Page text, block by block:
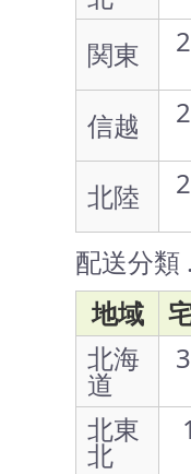
関東
信越
北陸
配送分類
地域
北海
道
北東
北